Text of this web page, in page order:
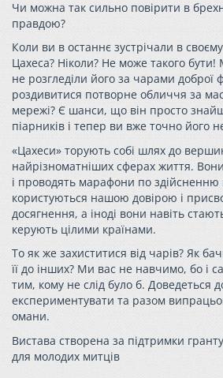
Чи можна так сильно повірити в бре
правдою?
Коли ви в останнє зустрічали в
Цахеса? Ніколи? Не може такого
не розгледіли його за чарами доброї
роздивитися потворне обличчя за
мережі? Є шанси, що він просто
піарників і тепер ви вже точно його
«Цахеси» торують собі шлях до
найрізноматніших сферах життя.
і проводять марафони по здійсненню
користуються нашою довірою і
досягнення, а іноді вони навіть
керують цілими країнами.
То як же захиститися від чарів? Як
її до інших? Ми вас не навчимо, бо і
тим, кому не слід було б. Доведеться
експериментувати та разом
омани.
Вистава створена за підтримки
для молодих митців